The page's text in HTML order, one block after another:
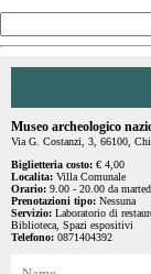
Museo archeologico
Via G. Costanzi, 3, 66100,
Biglietteria costo: € 4,00
Localita: Villa Comunale
Orario: 9.00 - 20.00 da
Prenotazioni tipo: Nessuna
Servizio: Laboratorio di
Biblioteca, Spazi espositivi
Telefono: 0871404392